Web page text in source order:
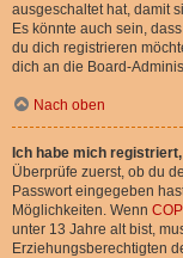
ausgeschaltet hat, damit
Es könnte auch sein,
du dich registrieren
dich an die Board-
Nach oben
Ich habe mich
Überprüfe zuerst, ob du
Passwort eingegeben
Möglichkeiten. Wenn
unter 13 Jahre alt bist,
Erziehungsberechtigten